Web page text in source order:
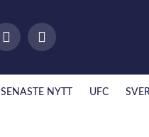
SENASTE NYTT UFC